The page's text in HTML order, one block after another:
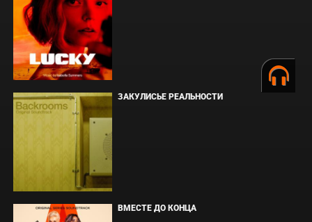
ЗАКУЛИСЬЕ РЕАЛЬНОСТИ
ВМЕСТЕ ДО КОНЦА